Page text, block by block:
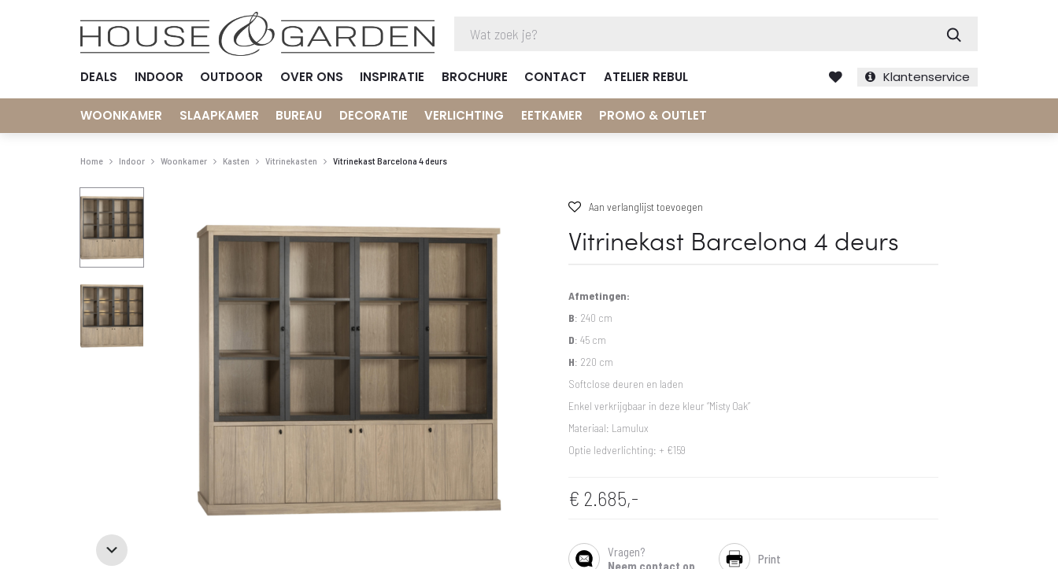
DEALS INDOOR OUTDOOR OVER ONS INSPIRATIE BROCHURE CONTACT ATELIER REBUL Klantenservice
WOONKAMER SLAAPKAMER BUREAU DECORATIE VERLICHTING EETKAMER PROMO & OUTLET
Home Indoor Woonkamer Kasten Vitrinekasten Vitrinekast Barcelona 4 deurs
Aan verlanglijst toevoegen
Vitrinekast Barcelona 4 deurs
Afmetingen:
B: 240 cm
D: 45 cm
H: 220 cm
Softclose deuren en laden
Enkel verkrijgbaar in deze kleur “Misty Oak”
Materiaal: Lamulux
Optie ledverlichting: + €159
€ 2.685,-
SHARE
Vragen?
Neem contact op
Print